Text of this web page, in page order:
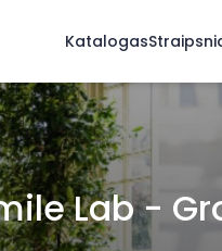
Katalogas
Lab -